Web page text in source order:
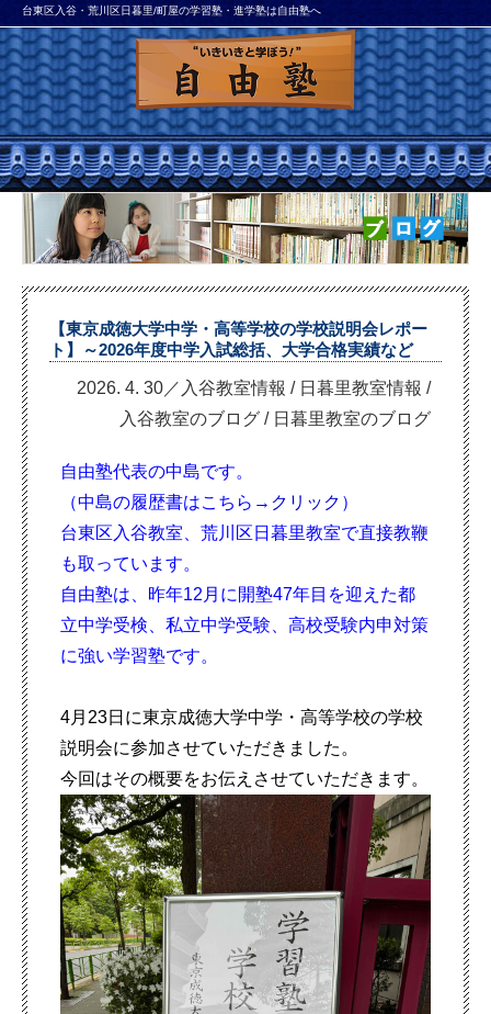
台東区入谷・荒川区日暮里/町屋の学習塾・進学塾は自由塾へ
【東京成徳大学中学・高等学校の学校説明会レポー
ト】～2026年度中学入試総括、大学合格実績など
2026. 4. 30／入谷教室情報 / 日暮里教室情報 /
入谷教室のブログ / 日暮里教室のブログ
自由塾代表の中島です。
（中島の履歴書はこちら→ クリック ）
台東区入谷教室、荒川区日暮里教室で直接教鞭
も取っています。
自由塾は、昨年12月に開塾47年目を迎えた都
立中学受検、私立中学受験、高校受験内申対策
に強い学習塾です。
4月23日に東京成徳大学中学・高等学校の学校
説明会に参加させていただきました。
今回はその概要をお伝えさせていただきます。